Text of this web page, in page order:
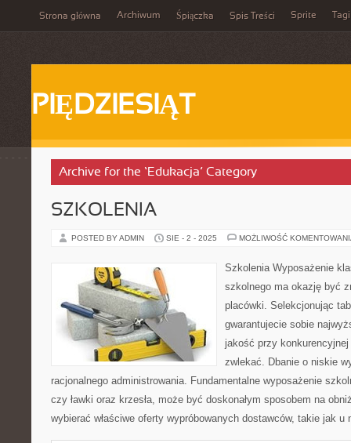
Strona główna Archiwum Śpiączka Spis Treści Sprite Tagi
PIĘDZIESIĄT
Archive for the ‘Edukacja’ Category
SZKOLENIA
POSTED BY ADMIN SIE - 2 - 2025 MOŻLIWOŚĆ
Szkolenia Wyposażenie
szkolnego ma okazję być
placówki. Selekcjonując
gwarantujecie sobie
jakość przy konkurencyjnej
zwlekać. Dbanie o niskie
racjonalnego administrowania. Fundamentalne wyposażenie
czy ławki oraz krzesła, może być doskonałym sposobem na
wybierać właściwe oferty wypróbowanych dostawców, takie jak